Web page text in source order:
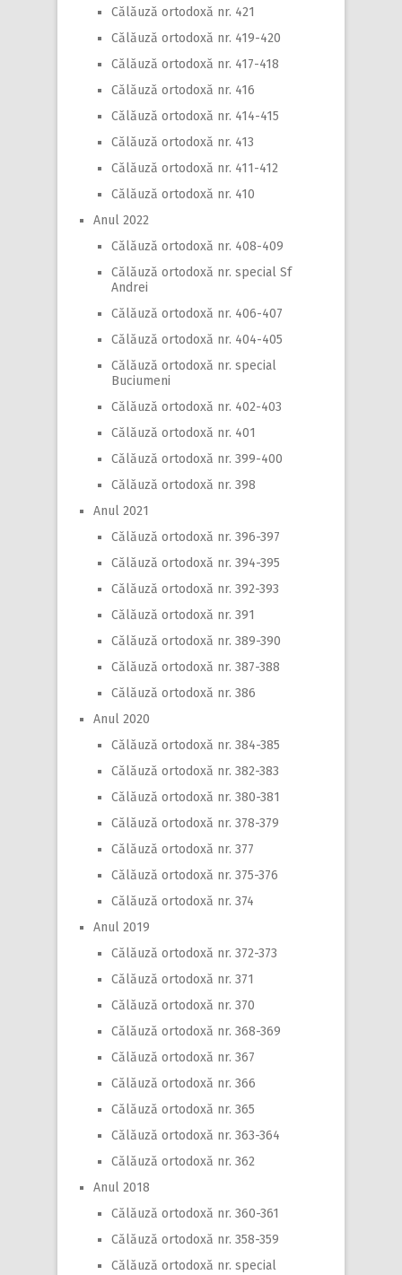
Călăuză ortodoxă nr. 421
Călăuză ortodoxă nr. 419-420
Călăuză ortodoxă nr. 417-418
Călăuză ortodoxă nr. 416
Călăuză ortodoxă nr. 414-415
Călăuză ortodoxă nr. 413
Călăuză ortodoxă nr. 411-412
Călăuză ortodoxă nr. 410
Anul 2022
Călăuză ortodoxă nr. 408-409
Călăuză ortodoxă nr. special Sf
Andrei
Călăuză ortodoxă nr. 406-407
Călăuză ortodoxă nr. 404-405
Călăuză ortodoxă nr. special
Buciumeni
Călăuză ortodoxă nr. 402-403
Călăuză ortodoxă nr. 401
Călăuză ortodoxă nr. 399-400
Călăuză ortodoxă nr. 398
Anul 2021
Călăuză ortodoxă nr. 396-397
Călăuză ortodoxă nr. 394-395
Călăuză ortodoxă nr. 392-393
Călăuză ortodoxă nr. 391
Călăuză ortodoxă nr. 389-390
Călăuză ortodoxă nr. 387-388
Călăuză ortodoxă nr. 386
Anul 2020
Călăuză ortodoxă nr. 384-385
Călăuză ortodoxă nr. 382-383
Călăuză ortodoxă nr. 380-381
Călăuză ortodoxă nr. 378-379
Călăuză ortodoxă nr. 377
Călăuză ortodoxă nr. 375-376
Călăuză ortodoxă nr. 374
Anul 2019
Călăuză ortodoxă nr. 372-373
Călăuză ortodoxă nr. 371
Călăuză ortodoxă nr. 370
Călăuză ortodoxă nr. 368-369
Călăuză ortodoxă nr. 367
Călăuză ortodoxă nr. 366
Călăuză ortodoxă nr. 365
Călăuză ortodoxă nr. 363-364
Călăuză ortodoxă nr. 362
Anul 2018
Călăuză ortodoxă nr. 360-361
Călăuză ortodoxă nr. 358-359
Călăuză ortodoxă nr. special